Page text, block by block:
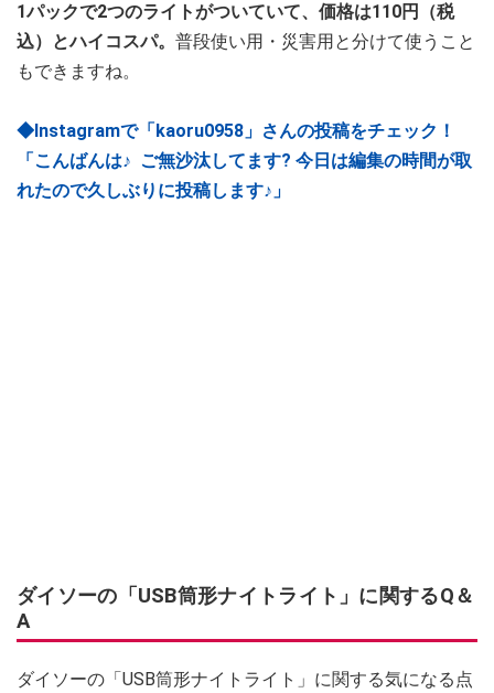
1パックで2つのライトがついていて、価格は110円（税
込）とハイコスパ。 普段使い用・災害用と分けて使うこと
もできますね。
◆Instagramで「kaoru0958」さんの投稿をチェック！
「こんばんは♪ ⁡ ご無沙汰してます? 今日は編集の時間が取
れたので久しぶりに投稿します♪」
ダイソーの「USB筒形ナイトライト」に関するQ＆
A
ダイソーの「USB筒形ナイトライト」に関する気になる点